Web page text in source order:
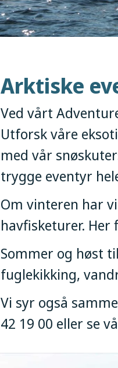
Arktiske
Ved vårt
Utforsk våre
med vår
trygge eventyr
Om vinteren har
havfisketurer.
Sommer og høst
fuglekikking,
Vi syr også
42 19 00 eller se